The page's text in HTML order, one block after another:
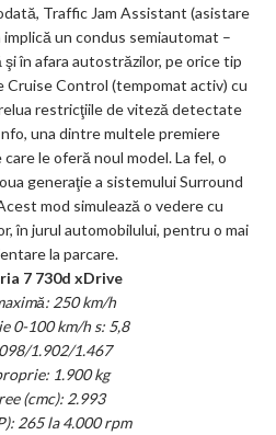
Traffic Jam Assistant (asistare
implică un condus semiautomat –
în afara autostrăzilor, pe orice tip
Cruise Control (tempomat activ) cu
restricţiile de viteză detectate
una dintre multele premiere
le oferă noul model. La fel, o
generaţie a sistemului Surround
mod simulează o vedere cu
în jurul automobilului, pentru o mai
la parcare.
7 730d xDrive
250 km/h
0-100 km/h s: 5,8
1.902/1.467
1.900 kg
(cmc): 2.993
265 la 4.000 rpm